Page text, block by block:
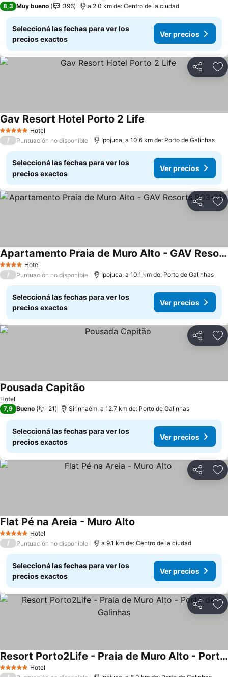
8,3 Muy bueno 396 a 2.0 km de: Centro de la ciudad
Seleccioná las fechas para ver los
precios exactos
Ver precios
Compartir
5 Estrellas Hotel
Gav Resort Hotel Porto 2 Life
/ Puntuación no disponible Ipojuca, a 10.6 km de: Porto de Galinhas
Seleccioná las fechas para ver los
precios exactos
Ver precios
Compartir
4 EstrellasHotel
Apartamento Praia de Muro Alto - GAV Resorts B03-212
/ Puntuación no disponible Ipojuca, a 10.1 km de: Porto de Galinhas
Seleccioná las fechas para ver los
precios exactos
Ver precios
Compartir
Hotel
Pousada Capitão
7,9 Bueno 21 Sirinhaém, a 12.7 km de: Porto de Galinhas
Seleccioná las fechas para ver los
precios exactos
Ver precios
Compartir
5 Estrellas Hotel
Flat Pé na Areia - Muro Alto
/ Puntuación no disponible a 9.1 km de: Centro de la ciudad
Seleccioná las fechas para ver los
precios exactos
Ver precios
Compartir
5 Estrellas Hotel
Resort Porto2Life - Praia de Muro Alto - Porto de Galinhas